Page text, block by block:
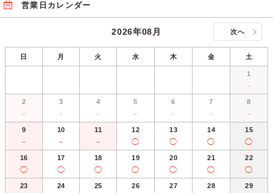
営業日カレンダー
2026年08月 次へ
日 月 火 水 木 金 土
1
－
2
－
3
－
4
－
5
－
6
－
7
－
8
－
9
－
10
－
11
－
12
◯
13
◯
14
◯
15
◯
16
◯
17
◯
18
◯
19
◯
20
◯
21
◯
22
◯
23 24 25 26 27 28 29